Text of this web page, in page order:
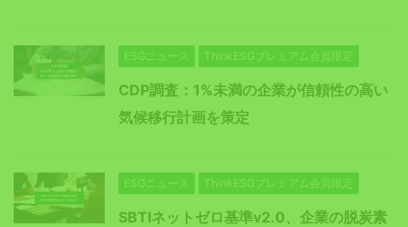
ESGニュース ThinkESGプレミアム会員限定
CDP調査：1%未満の企業が信頼性の高い
気候移行計画を策定
ESGニュース ThinkESGプレミアム会員限定
SBTIネットゼロ基準v2.0、企業の脱炭素